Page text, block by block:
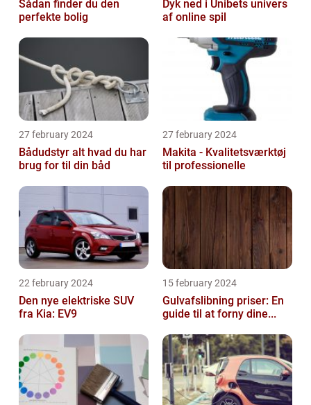
Sådan finder du den
perfekte bolig
Dyk ned i Unibets univers
af online spil
27 february 2024
Bådudstyr alt hvad du har
brug for til din båd
27 february 2024
Makita - Kvalitetsværktøj
til professionelle
22 february 2024
Den nye elektriske SUV
fra Kia: EV9
15 february 2024
Gulvafslibning priser: En
guide til at forny dine...